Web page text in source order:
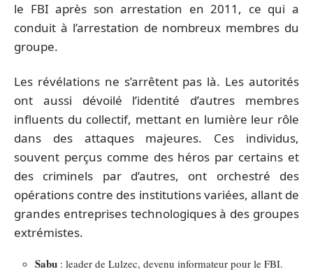
le FBI après son arrestation en 2011, ce qui a
conduit à l’arrestation de nombreux membres du
groupe.
Les révélations ne s’arrêtent pas là. Les autorités
ont aussi dévoilé l’identité d’autres membres
influents du collectif, mettant en lumière leur rôle
dans des attaques majeures. Ces individus,
souvent perçus comme des héros par certains et
des criminels par d’autres, ont orchestré des
opérations contre des institutions variées, allant de
grandes entreprises technologiques à des groupes
extrémistes.
Sabu : leader de Lulzec, devenu informateur pour le FBI.